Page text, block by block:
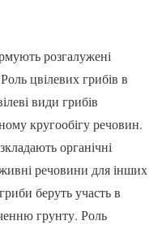
розгалужені
цвілевих грибів в
види грибів
кругообігу речовин.
органічні
речовини для інших
беруть участь в
грунту. Роль